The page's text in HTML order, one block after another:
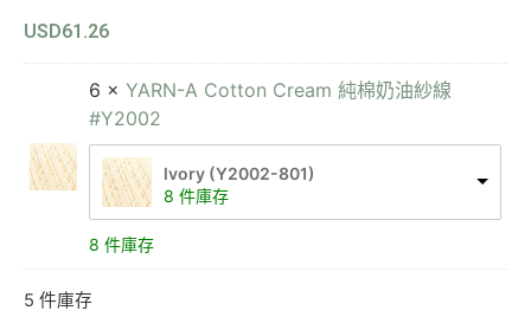
USD61.26
6 × YARN-A Cotton Cream 純棉奶油紗線
#Y2002
lvory (Y2002-801)
8 件庫存
8 件庫存
5 件庫存